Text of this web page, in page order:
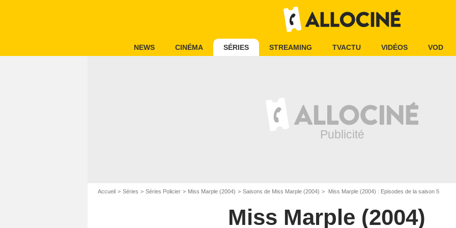
NEWS CINÉMA SÉRIES STREAMING TVACTU VIDÉOS VOD
Accueil Séries Séries Policier Miss Marple (2004) Saisons de Miss Marple (2004) Miss Marple (2004) : Episodes de la saison 5
Miss Marple (2004)